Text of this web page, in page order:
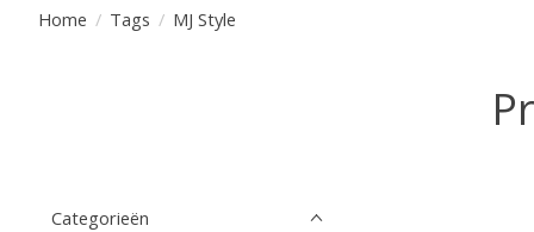
Home / Tags / MJ Style
Categorieën